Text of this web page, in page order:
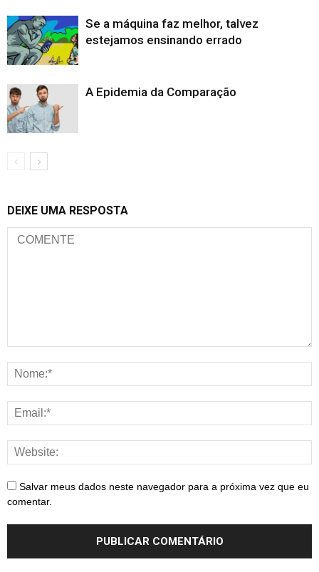
Se a máquina faz melhor, talvez
estejamos ensinando errado
A Epidemia da Comparação
DEIXE UMA RESPOSTA
Salvar meus dados neste navegador para a próxima vez que eu
comentar.